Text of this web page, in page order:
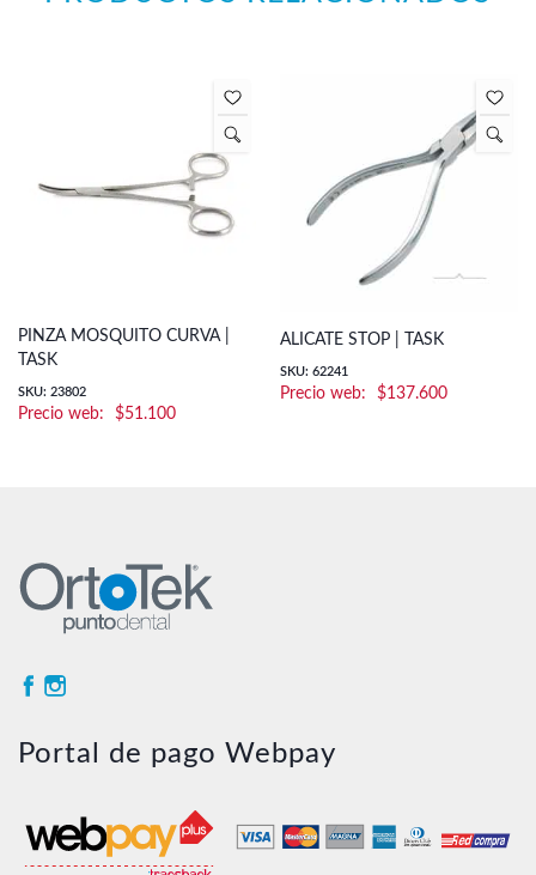
PINZA MOSQUITO CURVA |
TASK
SKU: 23802
$51.100
ALICATE STOP | TASK
SKU: 62241
$137.600
Portal de pago Webpay